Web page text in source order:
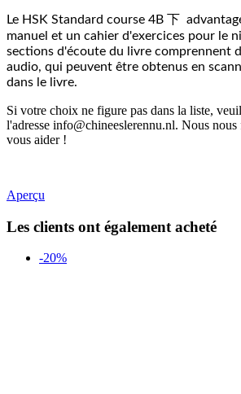
Le HSK Standard course 4B 下
manuel et un cahier d'exercices pour le
sections d'écoute du livre comprennent
audio, qui peuvent être obtenus en
dans le livre.
Si votre choix ne figure pas dans la liste,
l'adresse info@chineeslerennu.nl. Nous
vous aider !
Aperçu
Les clients ont également acheté
-20%